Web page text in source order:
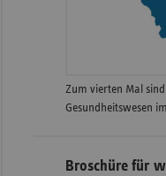
Zum vierten Mal
Gesundheitswesen
Broschüre für